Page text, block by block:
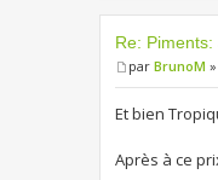
Re:
par BrunoM
Et bien
Après à ce